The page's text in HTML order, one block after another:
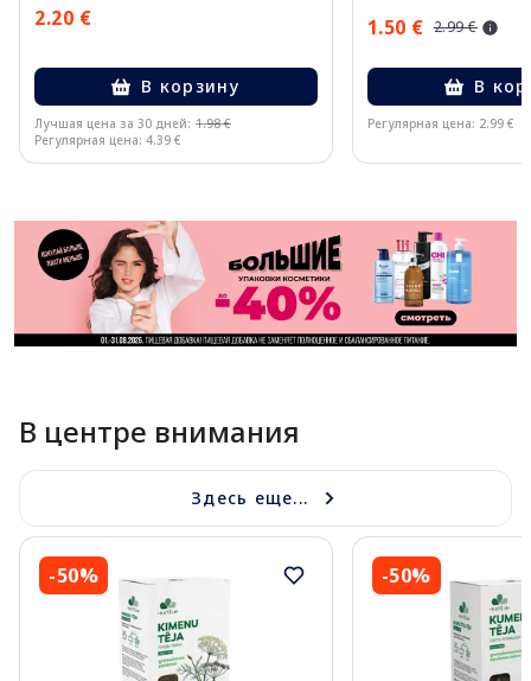
2.20 €
В корзину
Лучшая цена за 30 дней: 1.98 €
Регулярная цена: 4.39 €
1.50 € 2.99 €
В
Регулярная цена: 2.99 €
В центре внимания
Здесь еще...
-50% -50%